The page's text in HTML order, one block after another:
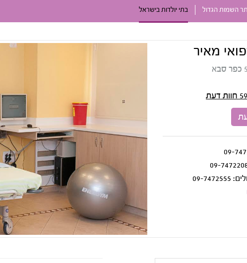
השמות הגדול בתי יולדות בישראל
מאיר
59 חוות דעת
09-
09-
09-7472555